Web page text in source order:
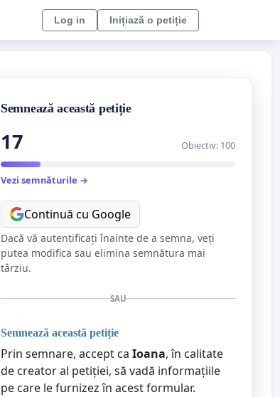
Log in Inițiază o petiție
Semnează această petiție
17 Obiectiv: 100
Vezi semnăturile →
Continuă cu Google
Dacă vă autentificați înainte de a semna, veți
putea modifica sau elimina semnătura mai
târziu.
SAU
Semnează această petiție
Prin semnare, accept ca Ioana, în calitate
de creator al petiției, să vadă informațiile
pe care le furnizez în acest formular.